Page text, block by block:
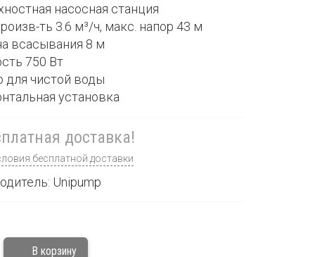
насосная станция
ть 3.6 м³/ч, макс. напор 43 м
всасывания 8 м
750 Вт
для чистой воды
установка
доставка!
бесплатной доставки
Unipump